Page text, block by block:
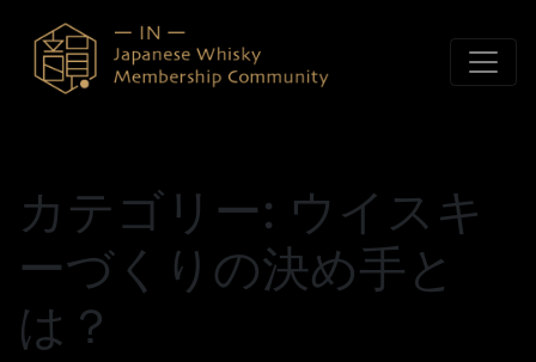
カテゴリー: ウイスキ
ーづくりの決め手と
は？